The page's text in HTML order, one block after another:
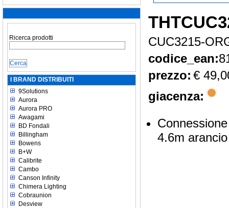
Ricerca prodotti
I BRAND DISTRIBUITI
9Solutions
Aurora
Aurora PRO
Awagami
BD Fondali
Billingham
Bowens
B+W
Calibrite
Cambo
Canson Infinity
Chimera Lighting
Cobraunion
Desview
CUC3215-
codice_ean:
prezzo: €
giacenza:
4.6m arancio